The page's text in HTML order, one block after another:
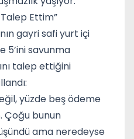
Ettim”
gayri safi yurt içi
5’ini savunma
talep ettiğini
yüzde beş ödeme
Çoğu bunun
ama neredeyse